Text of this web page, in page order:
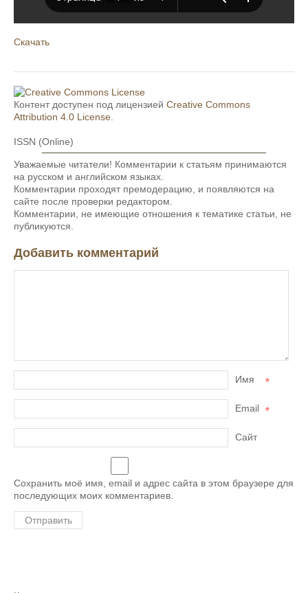
Скачать
Контент доступен под лицензией Creative Commons
Attribution 4.0 License
ISSN (Online)
Уважаемые читатели! Комментарии к статьям принимаются
на русском и английском языках.
Комментарии проходят премодерацию, и появляются на
сайте после проверки редактором.
Комментарии, не имеющие отношения к тематике статьи, не
публикуются.
Добавить комментарий
Имя *
Email *
Сайт
Сохранить моё имя, email и адрес сайта в этом браузере для
последующих моих комментариев.